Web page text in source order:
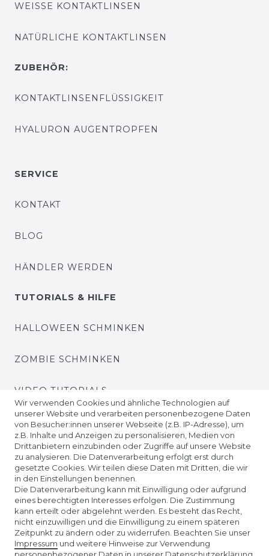
WEISSE KONTAKTLINSEN
NATÜRLICHE KONTAKTLINSEN
ZUBEHÖR:
KONTAKTLINSENFLÜSSIGKEIT
HYALURON AUGENTROPFEN
SERVICE
KONTAKT
BLOG
HÄNDLER WERDEN
TUTORIALS & HILFE
HALLOWEEN SCHMINKEN
ZOMBIE SCHMINKEN
VIDEO TUTORIALS
KONTAKTLINSEN EINSETZEN
UNTERNEHMEN
ÜBER UNS
AMAZON STORE
SPIELWARENMESSE NÜRNBERG
Wir verwenden Cookies und ähnliche Technologien auf
unserer Website und verarbeiten personenbezogene Daten
von Besucher:innen unserer Webseite (z.B. IP-Adresse), um
z.B. Inhalte und Anzeigen zu personalisieren, Medien von
Drittanbietern einzubinden oder Zugriffe auf unsere Website
zu analysieren. Die Datenverarbeitung erfolgt erst durch
gesetzte Cookies. Wir teilen diese Daten mit Dritten, die wir
in den Einstellungen benennen.
Die Datenverarbeitung kann mit Einwilligung oder aufgrund
eines berechtigten Interesses erfolgen. Die Zustimmung
kann erteilt oder abgelehnt werden. Es besteht das Recht,
nicht einzuwilligen und die Einwilligung zu einem späteren
Zeitpunkt zu ändern oder zu widerrufen. Beachten Sie unser
Impressum und weitere Hinweise zur Verwendung